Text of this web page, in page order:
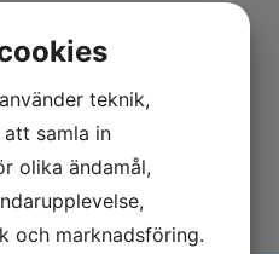
teknik,
samla in
olika ändamål,
och marknadsföring.